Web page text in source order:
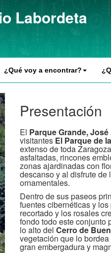
Labordeta
¿Qué voy a encontrar?
Presentación
El Parque Grande,
visitantes El Parque de
extenso de toda
asfaltadas, rincones
zonas ajardinadas con
descanso y al disfrute
ornamentales.
Dentro de sus paseos
fuentes cibernéticas y
recortado y los rosales
fondo todo este conjunto
lo alto del Cerro de
vegetación que lo
gran embergadura y